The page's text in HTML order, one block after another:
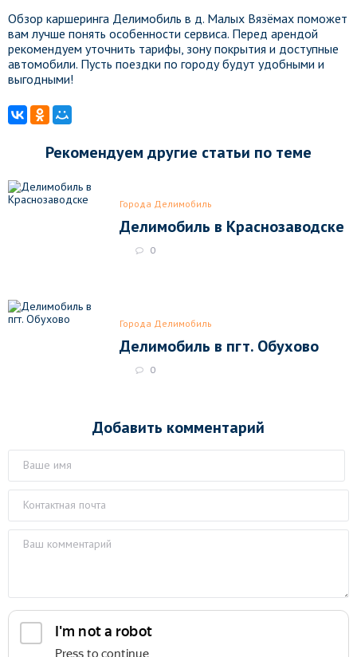
Обзор каршеринга Делимобиль в д. Малых Вязёмах поможет
вам лучше понять особенности сервиса. Перед арендой
рекомендуем уточнить тарифы, зону покрытия и доступные
автомобили. Пусть поездки по городу будут удобными и
выгодными!
Рекомендуем другие статьи по теме
Города Делимобиль
Делимобиль в Краснозаводске
0
Города Делимобиль
Делимобиль в пгт. Обухово
0
Добавить комментарий